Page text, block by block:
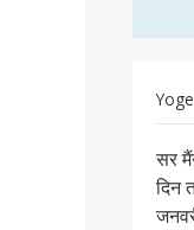
सर
मैंने
9
सर
दिन